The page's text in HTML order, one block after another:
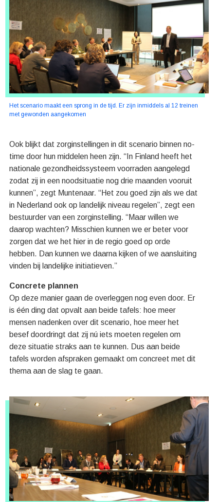
Het scenario maakt een sprong in de tijd. Er zijn inmiddels al 12 treinen
met gewonden aangekomen
Ook blijkt dat zorginstellingen in dit scenario binnen no-
time door hun middelen heen zijn. “In Finland heeft het
nationale gezondheidssysteem voorraden aangelegd
zodat zij in een noodsituatie nog drie maanden vooruit
kunnen”, zegt Muntenaar. “Het zou goed zijn als we dat
in Nederland ook op landelijk niveau regelen”, zegt een
bestuurder van een zorginstelling. “Maar willen we
daarop wachten? Misschien kunnen we er beter voor
zorgen dat we het hier in de regio goed op orde
hebben. Dan kunnen we daarna kijken of we aansluiting
vinden bij landelijke initiatieven.”
Concrete plannen
Op deze manier gaan de overleggen nog even door. Er
is één ding dat opvalt aan beide tafels: hoe meer
mensen nadenken over dit scenario, hoe meer het
besef doordringt dat zij nú iets moeten regelen om
deze situatie straks aan te kunnen. Dus aan beide
tafels worden afspraken gemaakt om concreet met dit
thema aan de slag te gaan.